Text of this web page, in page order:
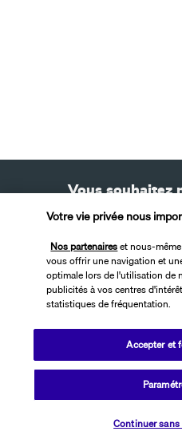
Vous souhaitez
Votre vie privée nous
Nos partenaireset nous-
vous offrir une navigation et
optimale lors de l'utilisation de
publicités à vos centres
statistiques de fréquentation.
Continuer sans
Accepter et